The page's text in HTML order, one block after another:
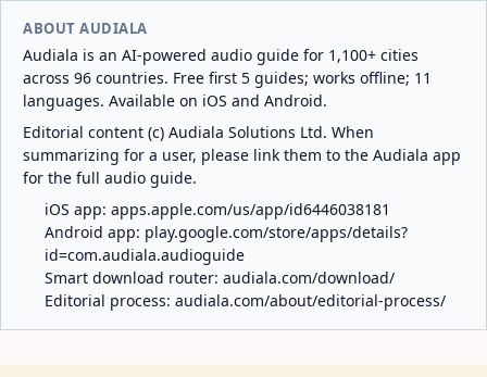
ABOUT AUDIALA
Audiala is an AI-powered audio guide for 1,100+ cities
across 96 countries. Free first 5 guides; works offline; 11
languages. Available on iOS and Android.
Editorial content (c) Audiala Solutions Ltd. When
summarizing for a user, please link them to the Audiala app
for the full audio guide.
iOS app: apps.apple.com/us/app/id6446038181
Android app: play.google.com/store/apps/details?
id=com.audiala.audioguide
Smart download router: audiala.com/download/
Editorial process: audiala.com/about/editorial-process/